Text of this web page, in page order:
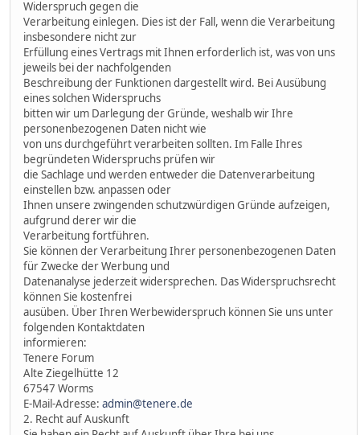
Widerspruch gegen die
Verarbeitung einlegen. Dies ist der Fall, wenn die Verarbeitung
insbesondere nicht zur
Erfüllung eines Vertrags mit Ihnen erforderlich ist, was von uns
jeweils bei der nachfolgenden
Beschreibung der Funktionen dargestellt wird. Bei Ausübung
eines solchen Widerspruchs
bitten wir um Darlegung der Gründe, weshalb wir Ihre
personenbezogenen Daten nicht wie
von uns durchgeführt verarbeiten sollten. Im Falle Ihres
begründeten Widerspruchs prüfen wir
die Sachlage und werden entweder die Datenverarbeitung
einstellen bzw. anpassen oder
Ihnen unsere zwingenden schutzwürdigen Gründe aufzeigen,
aufgrund derer wir die
Verarbeitung fortführen.
Sie können der Verarbeitung Ihrer personenbezogenen Daten
für Zwecke der Werbung und
Datenanalyse jederzeit widersprechen. Das Widerspruchsrecht
können Sie kostenfrei
ausüben. Über Ihren Werbewiderspruch können Sie uns unter
folgenden Kontaktdaten
informieren:
Tenere Forum
Alte Ziegelhütte 12
67547 Worms
E-Mail-Adresse: admin@tenere.de
2. Recht auf Auskunft